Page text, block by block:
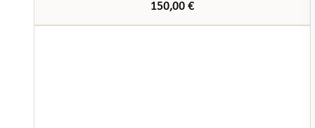
150,00 €